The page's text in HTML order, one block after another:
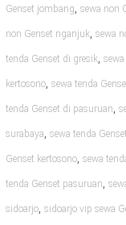
Genset jombang, sewa non
non Genset nganjuk, sewa
tenda Genset di gresik,
kertosono, sewa tenda
tenda Genset di pasuruan,
surabaya, sewa tenda
Genset kertosono, sewa
tenda Genset pasuruan,
sidoarjo, sidoarjo vip sewa